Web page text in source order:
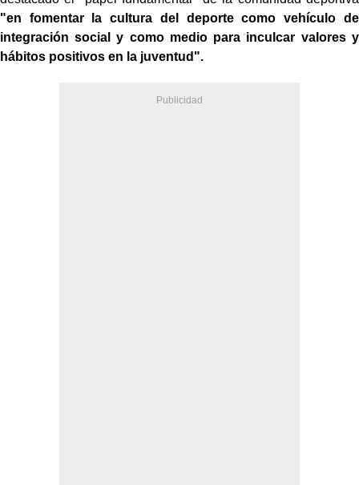
"en fomentar la cultura del deporte como vehículo de
integración social y como medio para inculcar valores y
hábitos positivos en la juventud".